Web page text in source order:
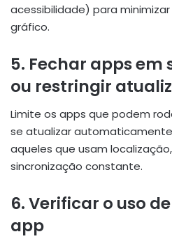
acessibilidade) para
gráfico.
5. Fechar apps em
ou restringir
Limite os apps que podem
se atualizar
aqueles que usam
sincronização constante.
6. Verificar o uso
app